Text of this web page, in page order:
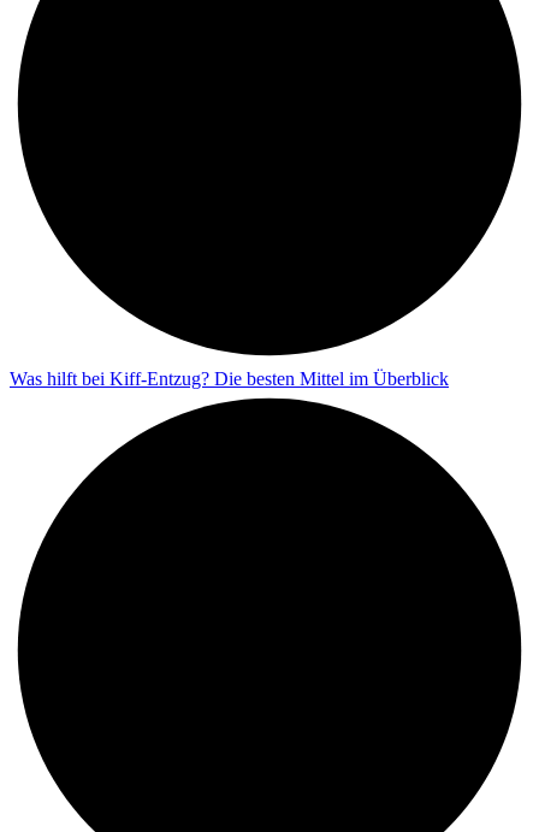
Was hilft bei Kiff-Entzug? Die besten Mittel im Überblick